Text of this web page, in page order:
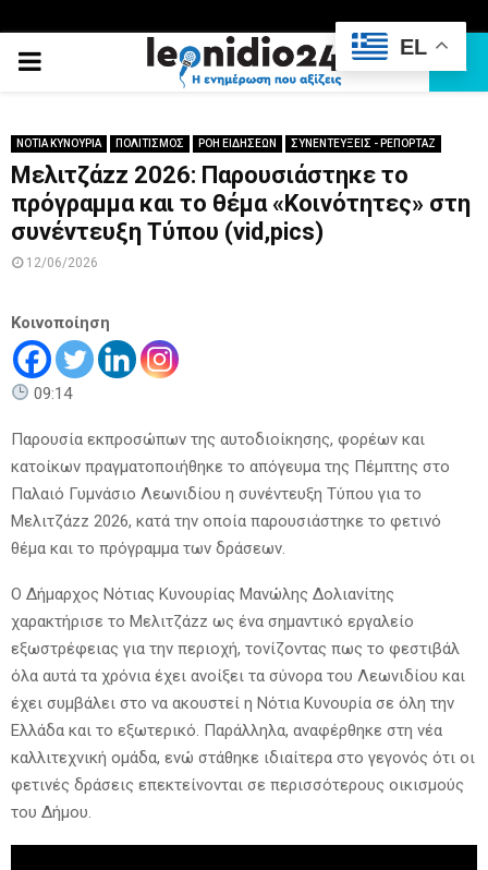
PRIMARY
ΝΟΤΙΑ ΚΥΝΟΥΡΙΑ ΠΟΛΙΤΙΣΜΟΣ ΡΟΗ ΕΙΔΗΣΕΩΝ ΣΥΝΕΝΤΕΥΞΕΙΣ - ΡΕΠΟΡΤΑΖ
Μελιτζάzz 2026: Παρουσιάστηκε το
πρόγραμμα και το θέμα «Κοινότητες» στη
συνέντευξη Τύπου (vid,pics)
12/06/2026
Κοινοποίηση
09:14
Παρουσία εκπροσώπων της αυτοδιοίκησης, φορέων και
κατοίκων πραγματοποιήθηκε το απόγευμα της Πέμπτης στο
Παλαιό Γυμνάσιο Λεωνιδίου η συνέντευξη Τύπου για το
Μελιτζάzz 2026, κατά την οποία παρουσιάστηκε το φετινό
θέμα και το πρόγραμμα των δράσεων.
Ο Δήμαρχος Νότιας Κυνουρίας Μανώλης Δολιανίτης
χαρακτήρισε το Μελιτζάzz ως ένα σημαντικό εργαλείο
εξωστρέφειας για την περιοχή, τονίζοντας πως το φεστιβάλ
όλα αυτά τα χρόνια έχει ανοίξει τα σύνορα του Λεωνιδίου και
έχει συμβάλει στο να ακουστεί η Νότια Κυνουρία σε όλη την
Ελλάδα και το εξωτερικό. Παράλληλα, αναφέρθηκε στη νέα
καλλιτεχνική ομάδα, ενώ στάθηκε ιδιαίτερα στο γεγονός ότι οι
φετινές δράσεις επεκτείνονται σε περισσότερους οικισμούς
του Δήμου.
EL